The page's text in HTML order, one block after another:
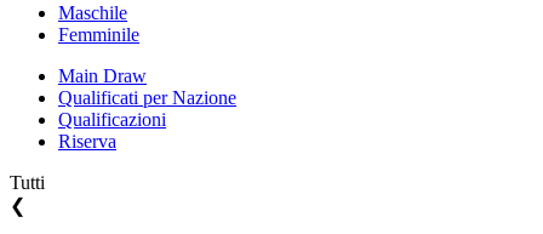
Maschile
Femminile
Main Draw
Qualificati per Nazione
Qualificazioni
Riserva
Tutti
❮